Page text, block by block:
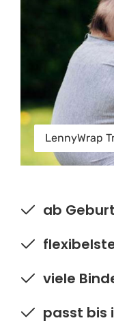
LennyWrap
ab
viele
passt bis